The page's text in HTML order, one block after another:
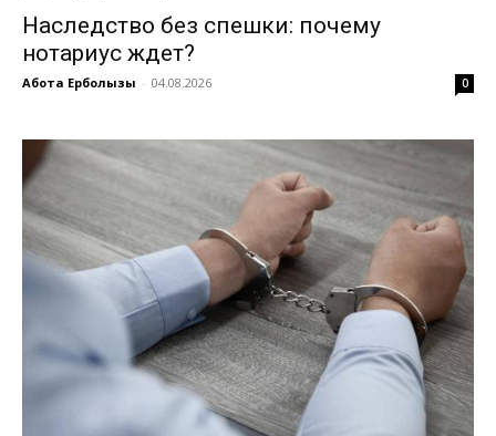
Наследство без спешки: почему
нотариус ждет?
Ақбота Ерболқызы - 04.08.2026 0